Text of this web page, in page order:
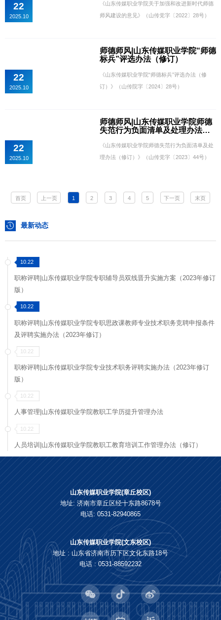
22
2025.10
《山东传媒职业学院关于加强和改进新时代师德
师风建设的意见》（山传党字〔2022〕28号）
22
2025.10
师德师风|山东传媒职业学院“师德
标兵”评选办法（修订）
《山东传媒职业学院“师德标兵”评选办法（修
订）》（山传院字〔2024〕28号）
22
2025.10
师德师风|山东传媒职业学院师德
失范行为负面清单及处理办法
《山东传媒职业学院师德失范行为负面清单及处
理办法（修订）》（山传党字〔2023〕44号）
首页 上一页 1 2 3 4 5 下一页 末页
最新动态
10.22
职称评聘|山东传媒职业学院专职辅导员双线晋升实施方案（2023年修订
版）
10.22
职称评聘|山东传媒职业学院专职思政课教师专业技术职务竞聘申报条件
及评聘实施办法（2023年修订）
10.22
职称评聘|山东传媒职业学院专业技术职务评聘实施办法（2023年修订
版）
10.22
人事管理|山东传媒职业学院教职工学历提升管理办法
10.22
人员培训|山东传媒职业学院教职工教育培训工作管理办法（修订）
山东传媒职业学院(章丘校区)
地址: 济南市章丘区经十东路8678号
电话: 0531-82940865
山东传媒职业学院(文东校区)
地址 : 山东省济南市历下区文化东路18号
电话 : 0531-88592232